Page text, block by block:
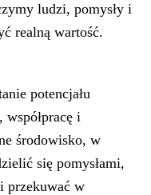
ludzi, pomysły i
realną wartość.
potencjału
i
środowisko, w
się pomysłami,
przekuwać w